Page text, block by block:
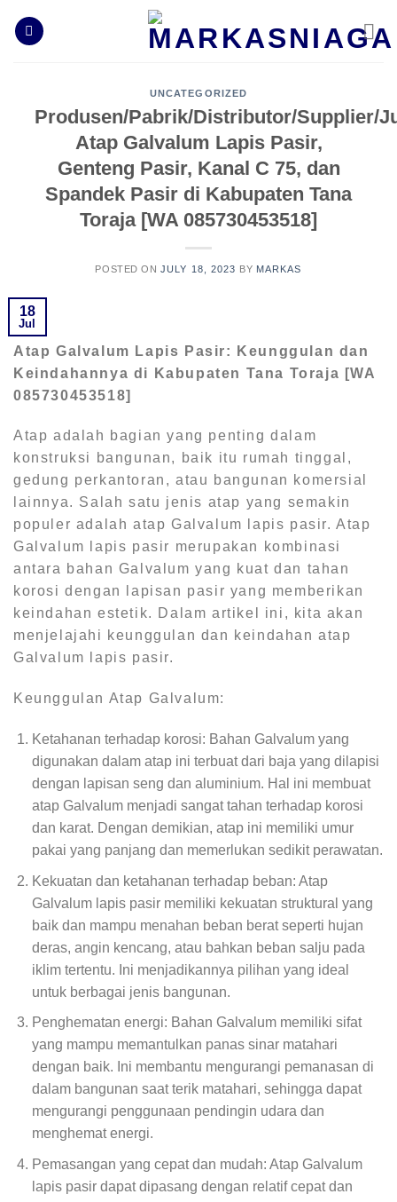
UNCATEGORIZED
Produsen/Pabrik/Distributor/Supplier/
Atap Galvalum Lapis Pasir,
Genteng Pasir, Kanal C 75, dan
Spandek Pasir di Kabupaten Tana
Toraja [WA 085730453518]
POSTED ONJULY 18, 2023 BY MARKAS
18
Jul
Atap Galvalum Lapis Pasir: Keunggulan dan
Keindahannya di Kabupaten Tana Toraja [WA
085730453518]
Atap adalah bagian yang penting dalam
konstruksi bangunan, baik itu rumah tinggal,
gedung perkantoran, atau bangunan komersial
lainnya. Salah satu jenis atap yang semakin
populer adalah atap Galvalum lapis pasir. Atap
Galvalum lapis pasir merupakan kombinasi
antara bahan Galvalum yang kuat dan tahan
korosi dengan lapisan pasir yang memberikan
keindahan estetik. Dalam artikel ini, kita akan
menjelajahi keunggulan dan keindahan atap
Galvalum lapis pasir.
Keunggulan Atap Galvalum:
Ketahanan terhadap korosi: Bahan Galvalum yang
digunakan dalam atap ini terbuat dari baja yang dilapisi
dengan lapisan seng dan aluminium. Hal ini membuat
atap Galvalum menjadi sangat tahan terhadap korosi
dan karat. Dengan demikian, atap ini memiliki umur
pakai yang panjang dan memerlukan sedikit perawatan.
Kekuatan dan ketahanan terhadap beban: Atap
Galvalum lapis pasir memiliki kekuatan struktural yang
baik dan mampu menahan beban berat seperti hujan
deras, angin kencang, atau bahkan beban salju pada
iklim tertentu. Ini menjadikannya pilihan yang ideal
untuk berbagai jenis bangunan.
Penghematan energi: Bahan Galvalum memiliki sifat
yang mampu memantulkan panas sinar matahari
dengan baik. Ini membantu mengurangi pemanasan di
dalam bangunan saat terik matahari, sehingga dapat
mengurangi penggunaan pendingin udara dan
menghemat energi.
Pemasangan yang cepat dan mudah: Atap Galvalum
lapis pasir dapat dipasang dengan relatif cepat dan